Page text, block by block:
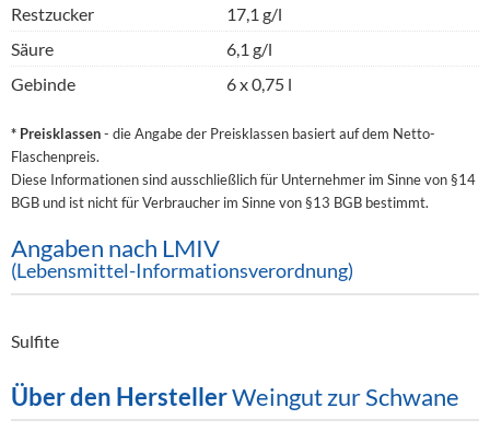
Restzucker
17,1 g/l
Säure
6,1 g/l
Gebinde
6 x 0,75 l
* Preisklassen- die Angabe der Preisklassen basiert auf dem Netto-
Flaschenpreis.
Diese Informationen sind ausschließlich für Unternehmer im Sinne von §14
BGB und ist nicht für Verbraucher im Sinne von §13 BGB bestimmt.
Angaben nach LMIV
(Lebensmittel-Informationsverordnung)
Sulfite
Über den HerstellerWeingut zur Schwane